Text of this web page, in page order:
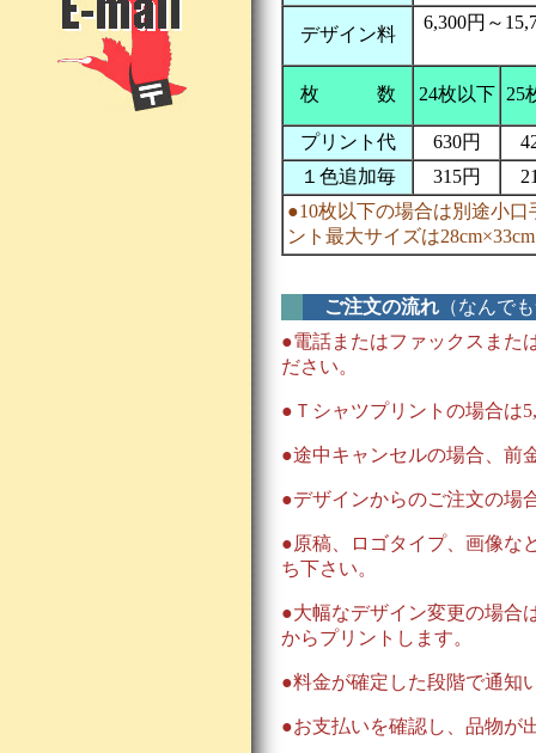
デザイン料
6,300円～
枚 数 24枚以下 25
プリント代 630円
１色追加毎
315円
●10枚以下の場合は別途小
ント最大サイズは
ご注文の流れ （なんで
●電話またはファックスまた
ださい。
●Ｔシャツプリントの場合は
●途中キャンセルの場合、前
●デザインからのご注文の場
●原稿、ロゴタイプ、画像な
ち下さい。
●大幅なデザイン変更の場合
からプリントします。
●料金が確定した段階で通知
●お支払いを確認し、品物が